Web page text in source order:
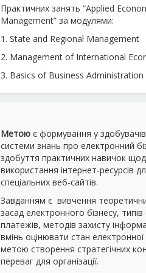
Практичних занять “Applied
Management” за модулями:
1. State and Regional Management
2. Management of International
3. Basics of Business Administration
Метою є формування у здобувачів
системи знань про електронний
здобуття практичних навичок
використання інтернет-ресурсів
спеціальних веб-сайтів.
Завданням є вивчення
засад електронного бізнесу,
платежів, методів захисту
вмінь оцінювати стан електронної
метою створення стратегічних
переваг для організації.